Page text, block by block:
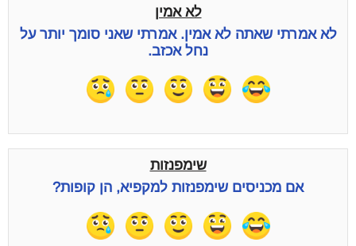
לא אמין
לא אמרתי שאתה לא אמין. אמרתי שאני סומך יותר על
נחל אכזב.
שימפנזות
אם מכניסים שימפנזות למקפיא, הן קופות?